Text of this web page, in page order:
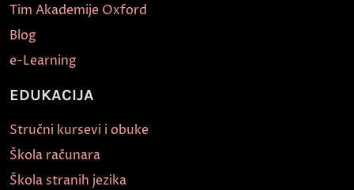
Tim Akademije Oxford
Blog
e-Learning
EDUKACIJA
Stručni kursevi i obuke
Škola računara
Škola stranih jezika